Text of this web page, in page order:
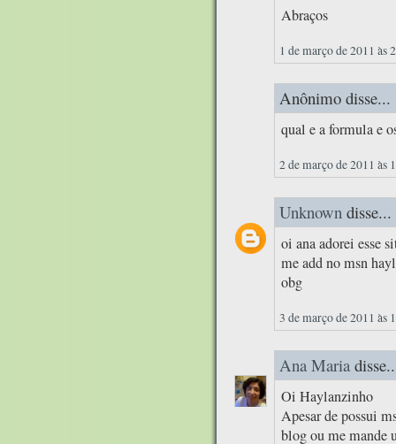
Abraços
1 de março de 2011 às
Anônimo disse...
qual e a formula e
2 de março de 2011 às
Unknown disse...
oi ana adorei esse
me add no msn
obg
3 de março de 2011 às
Ana Maria
Oi Haylanzinho
Apesar de possui
blog ou me mande